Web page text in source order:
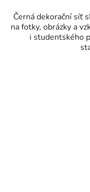
Černá dekorační síť
na fotky, obrázky a
i studentského